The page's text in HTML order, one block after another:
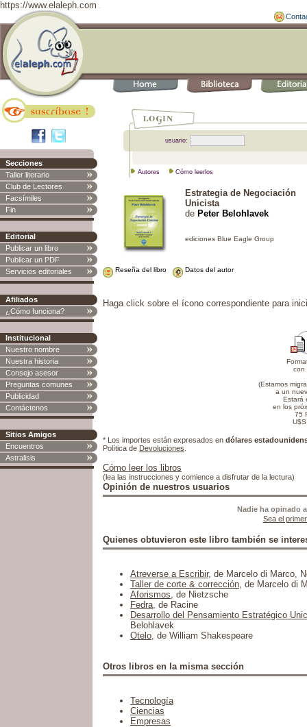
https://www.elaleph.com
Secciones
Taller literario
Club de Lectores
Facsímiles
Fin
Editorial
Publicar un libro
Publicar un PDF
Servicios editoriales
Afiliados
¿Cómo funciona?
Institucional
Nuestro nombre
Nuestra historia
Consejo asesor
Preguntas comunes
Publicidad
Contáctenos
Sitios Amigos
Encuentros
Astralisis
usuario:
Autores Cómo leerlos
Estrategia de Negociación
Unicista
de Peter Belohlavek
Reseña del libro Datos del autor
Haga click sobre el ícono correspondiente para
con
(Estamos
a un
Estará
en los
75
* Los importes están expresados en dólares
Política de Devoluciones
Cómo leer los libros
(lea las instrucciones y comience a disfrutar de la lectura)
Opinión de nuestros usuarios
Nadie ha opinado
Sea el
Quienes obtuvieron este libro también se
Atreverse a Escribir, de Marcelo di Marco,
Taller de corte & corrección, de Marcelo di
Aforismos, de Nietzsche
Fedra, de Racine
Desarrollo del Pensamiento Estratégico
Belohlavek
Otelo, de William Shakespeare
Otros libros en la misma sección
Tecnología
Ciencias
Empresas